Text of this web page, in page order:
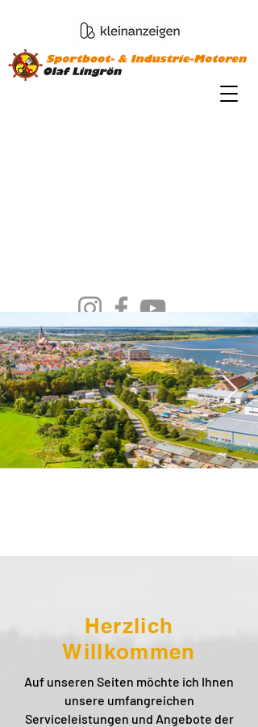
Herzlich
Willkommen
Auf unseren Seiten möchte ich Ihnen
unsere umfangreichen
Serviceleistungen und Angebote der